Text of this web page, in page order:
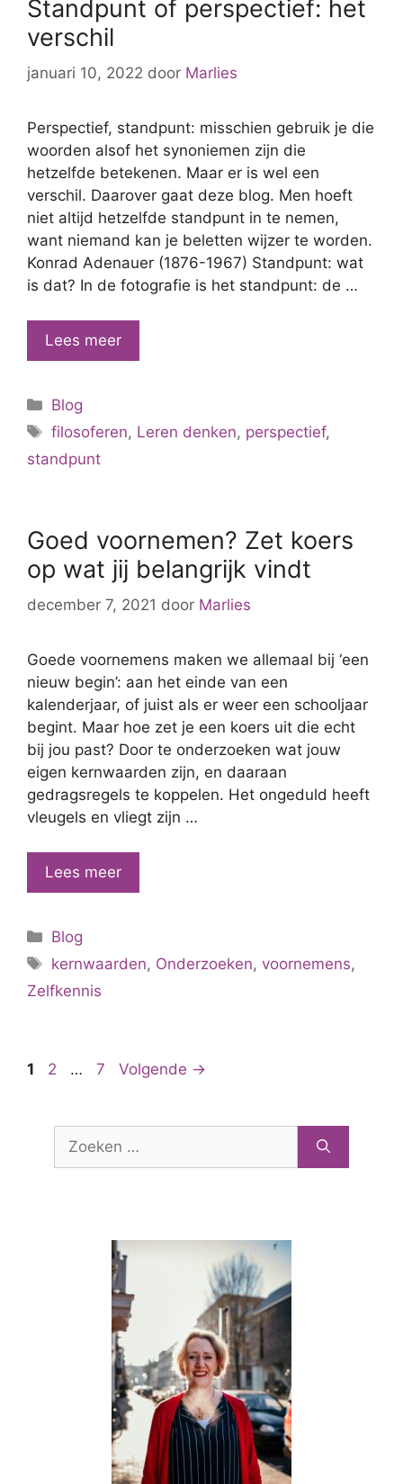
Standpunt of perspectief: het
verschil
januari 10, 2022 door Marlies
Perspectief, standpunt: misschien gebruik je die
woorden alsof het synoniemen zijn die
hetzelfde betekenen. Maar er is wel een
verschil. Daarover gaat deze blog. Men hoeft
niet altijd hetzelfde standpunt in te nemen,
want niemand kan je beletten wijzer te worden.
Konrad Adenauer (1876-1967) Standpunt: wat
is dat? In de fotografie is het standpunt: de …
Lees meerStandpunt
of
verschil
Categorieën
Blog
Tags
filosoferen, Leren denken, perspectief,
standpunt
Goed voornemen? Zet koers
op wat jij belangrijk vindt
december 7, 2021 door Marlies
Goede voornemens maken we allemaal bij ‘een
nieuw begin’: aan het einde van een
kalenderjaar, of juist als er weer een schooljaar
begint. Maar hoe zet je een koers uit die echt
bij jou past? Door te onderzoeken wat jouw
eigen kernwaarden zijn, en daaraan
gedragsregels te koppelen. Het ongeduld heeft
vleugels en vliegt zijn …
Lees meerGoed
voornemen?
op
Categorieën
Blog
Tags
kernwaarden, Onderzoeken,voornemens,
Zelfkennis
Pagina
1 Pagina
2 … Pagina
7 Volgende →
naar: